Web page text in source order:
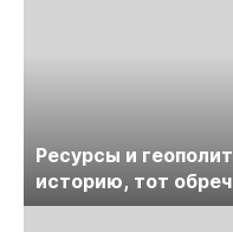
Ресурсы и
историю, тот